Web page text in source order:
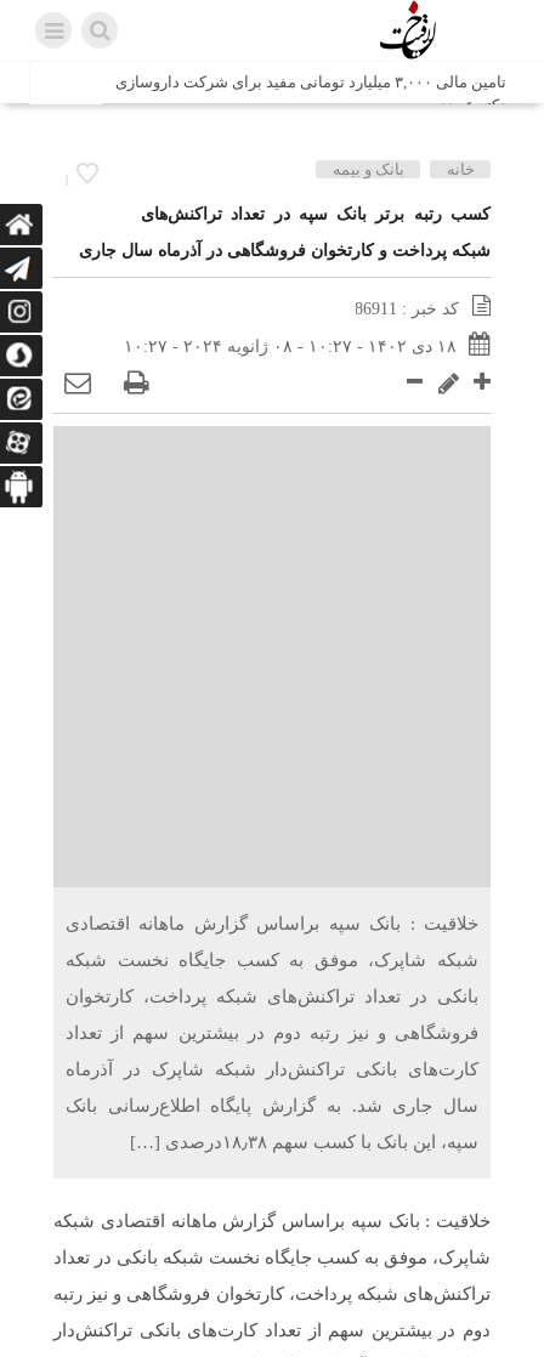
تامین مالی ۳,۰۰۰ میلیارد تومانی مفید برای شرکت داروسازی
دکتر عبیدی
شش وزیر کابینه پاکستان با حضور در سفارت ایران در اسلام
اتابک: ظرفیت های جدید همکاری‌های تجاری ایران و پاکستان با
محوریت بخش خصوصی فعال می‌شود
در مسیر جا‌مانده‌ها، دل‌ها به کربلا رسیده است
وزیر صمت خواستار پیگیری کانتینرهای ایرانی در بندر کراچی
شد / تجارت ۱۰ میلیارد دلاری ایران و پاکستان
1
خانه بانک و بیمه
کسب رتبه برتر بانک سپه در تعداد تراکنش‌های
شبکه پرداخت و کارتخوان فروشگاهی در آذر‌ماه ‌سال جاری
کد خبر : 86911
۱۸ دی ۱۴۰۲ - ۱۰:۲۷ - ۰۸ ژانویه ۲۰۲۴ - ۱۰:۲۷
خلاقیت : بانک سپه براساس گزارش ماهانه اقتصادی
شبکه شاپرک، موفق به کسب جایگاه نخست شبکه
بانکی در تعداد تراکنش‌های شبکه پرداخت، کارتخوان
فروشگاهی و نیز رتبه دوم در بیشترین سهم از تعداد
کارت‌های بانکی تراکنش‌دار شبکه شاپرک در آذر‌ماه
سال جاری شد. به گزارش پایگاه اطلاع‌رسانی بانک
سپه، این بانک با کسب سهم ۱۸٫۳۸درصدی […]
خلاقیت : بانک سپه براساس گزارش ماهانه اقتصادی شبکه
شاپرک، موفق به کسب جایگاه نخست شبکه بانکی در تعداد
تراکنش‌های شبکه پرداخت، کارتخوان فروشگاهی و نیز رتبه
دوم در بیشترین سهم از تعداد کارت‌های بانکی تراکنش‌دار